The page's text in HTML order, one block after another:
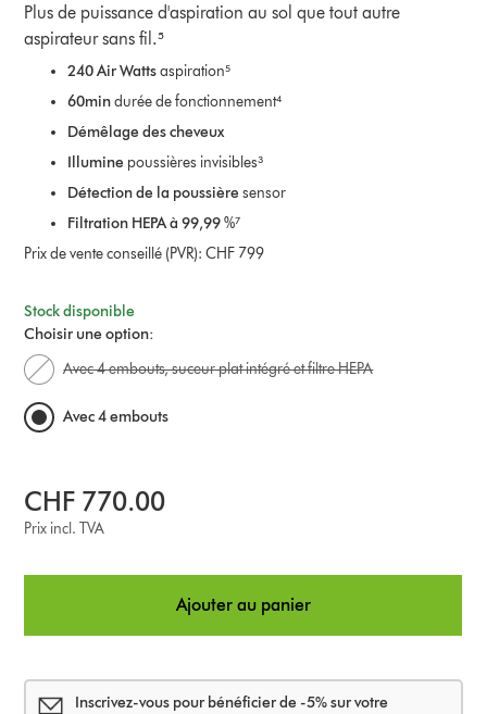
Plus de puissance d'aspiration au sol que tout autre
aspirateur sans fil.⁵
240 Air Wattsaspiration⁵
60mindurée de fonctionnement⁴
Démêlage des cheveux
Illumine poussières invisibles³
Détection de la poussière sensor
Filtration HEPA à 99,99%⁷
Prix de vente conseillé (PVR): CHF 799
Stock disponible
Choisir une option:
Avec 4 embouts, suceur plat intégré et filtre HEPA
Avec 4 embouts
CHF 770.00
Prix incl. TVA
Ajouter au panier
Inscrivez-vous pour bénéficier de -5% sur votre